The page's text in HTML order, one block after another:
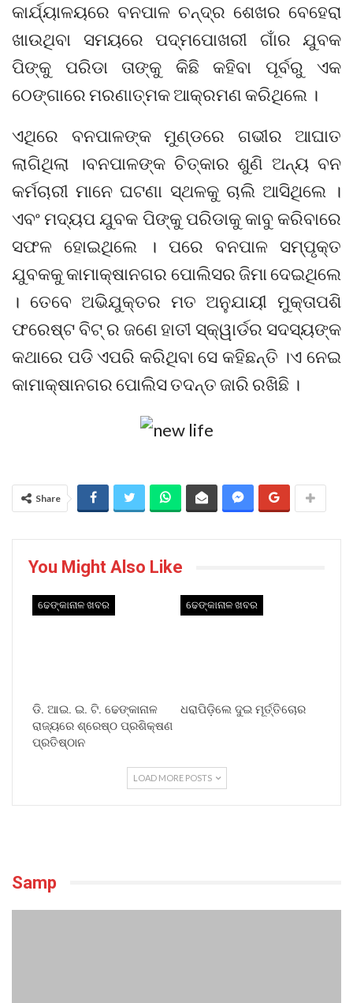
କାର୍ଯ୍ୟାଳୟରେ ବନପାଳ ଚନ୍ଦ୍ର ଶେଖର ବେହେରା
ଖାଉଥିବା ସମୟରେ ପଦ୍ମପୋଖରୀ ଗାଁର ଯୁବକ
ପିଙ୍କୁ ପରିଡା ତାଙ୍କୁ କିଛି କହିବା ପୂର୍ବରୁ ଏକ
ଠେଙ୍ଗାରେ ମରଣାତ୍ମକ ଆକ୍ରମଣ କରିଥିଲେ ।
ଏଥିରେ ବନପାଳଙ୍କ ମୁଣ୍ଡରେ ଗଭୀର ଆଘାତ
ଲାଗିଥିଲା ।ବନପାଳଙ୍କ ଚିତ୍କାର ଶୁଣି ଅନ୍ୟ ବନ
କର୍ମଚାରୀ ମାନେ ଘଟଣା ସ୍ଥଳକୁ ଚାଲି ଆସିଥିଲେ ।
ଏବଂ ମଦ୍ୟପ ଯୁବକ ପିଙ୍କୁ ପରିଡାକୁ କାବୁ କରିବାରେ
ସଫଳ ହୋଇଥିଲେ । ପରେ ବନପାଳ ସମ୍ପୃକ୍ତ
ଯୁବକକୁ କାମାକ୍ଷାନଗର ପୋଲିସର ଜିମା ଦେଇଥିଲେ
। ତେବେ ଅଭିଯୁକ୍ତର ମତ ଅନୁଯାୟୀ ମୁକ୍ତାପଶି
ଫରେଷ୍ଟ ବିଟ୍ ର ଜଣେ ହାତୀ ସ୍କ୍ୱାର୍ଡର ସଦସ୍ୟଙ୍କ
କଥାରେ ପଡି ଏପରି କରିଥିବା ସେ କହିଛନ୍ତି ।ଏ ନେଇ
କାମାକ୍ଷାନଗର ପୋଲିସ ତଦନ୍ତ ଜାରି ରଖିଛି ।
Share
You Might Also Like
ଢେଙ୍କାନାଳ ଖବର
ଡି. ଆଇ. ଇ. ଟି. ଢେଙ୍କାନାଳ
ରାଜ୍ୟରେ ଶ୍ରେଷ୍ଠ ପ୍ରଶିକ୍ଷଣ
ପ୍ରତିଷ୍ଠାନ
ଢେଙ୍କାନାଳ ଖବର
ଧରାପିଡ଼ିଲେ ଦୁଇ ମୂର୍ତ୍ତିଚୋର
LOAD MORE POSTS
Samp